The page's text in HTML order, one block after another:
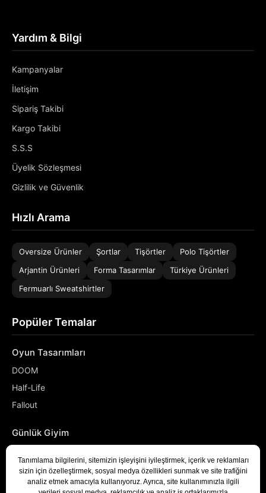
Yardım & Bilgi
Kampanyalar
İletişim
Sipariş Takibi
Kargo Takibi
S.S.S
Üyelik Sözleşmesi
Gizlilik ve Güvenlik
Hızlı Arama
Oversize Ürünler Şortlar Tişörtler
Polo Tişörtler
Arjantin Ürünleri
Forma Tasarımlar
Türkiye Ürünleri
Fermuarlı Sweatshirtler
Popüler Temalar
Oyun Tasarımları
DOOM
Half-Life
Fallout
Günlük Giyim
Denizci
Developer